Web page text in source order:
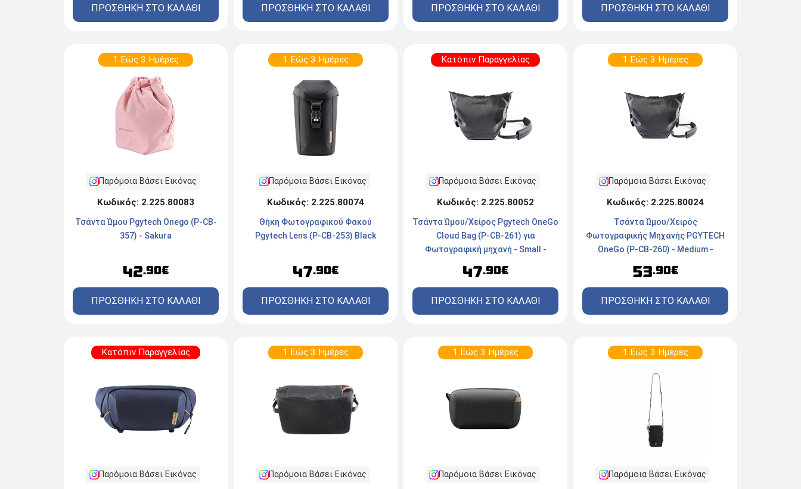
ΠΡΟΣΘΗΚΗ ΣΤΟ ΚΑΛΑΘΙ ΠΡΟΣΘΗΚΗ ΣΤΟ ΚΑΛΑΘΙ ΠΡΟΣΘΗΚΗ ΣΤΟ ΚΑΛΑΘΙ ΠΡΟΣΘΗΚΗ ΣΤΟ ΚΑΛΑΘΙ
1 Εώς 3 Ημέρες
Παρόμοια Βάσει Εικόνας
Κωδικός: 2.225.80083
Τσάντα Ώμου Pgytech Onego (P-CB-
357) - Sakura
42.90€
ΠΡΟΣΘΗΚΗ ΣΤΟ ΚΑΛΑΘΙ
1 Εώς 3 Ημέρες
Παρόμοια Βάσει Εικόνας
Κωδικός: 2.225.80074
Θήκη Φωτογραφικού Φακού
Pgytech Lens (P-CB-253) Black
47.90€
ΠΡΟΣΘΗΚΗ ΣΤΟ ΚΑΛΑΘΙ
Κατόπιν Παραγγελίας
Παρόμοια Βάσει Εικόνας
Κωδικός: 2.225.80052
Τσάντα Ώμου/Χείρος Pgytech OneGo
Cloud Bag (P-CB-261) για
Φωτογραφική μηχανή - Small -
47.90€
ΠΡΟΣΘΗΚΗ ΣΤΟ ΚΑΛΑΘΙ
1 Εώς 3 Ημέρες
Παρόμοια Βάσει Εικόνας
Κωδικός: 2.225.80024
Τσάντα Ώμου/Χειρός
Φωτογραφικής Μηχανής PGYTECH
OneGo (P-CB-260) - Medium -
53.90€
ΠΡΟΣΘΗΚΗ ΣΤΟ ΚΑΛΑΘΙ
Κατόπιν Παραγγελίας
Παρόμοια Βάσει Εικόνας
1 Εώς 3 Ημέρες
Παρόμοια Βάσει Εικόνας
1 Εώς 3 Ημέρες
Παρόμοια Βάσει Εικόνας
1 Εώς 3 Ημέρες
Παρόμοια Βάσει Εικόνας